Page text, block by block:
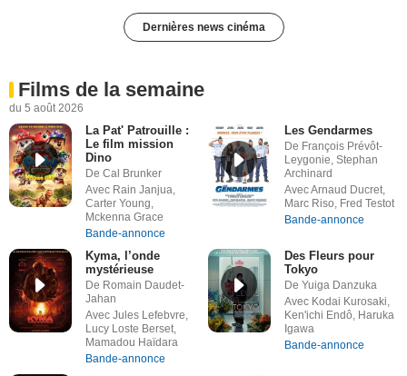
Dernières news cinéma
Films de la semaine
du 5 août 2026
La Pat' Patrouille :
Le film mission
Dino
De Cal Brunker
Avec Rain Janjua,
Carter Young,
Mckenna Grace
Bande-annonce
Les Gendarmes
De François Prévôt-
Leygonie, Stephan
Archinard
Avec Arnaud Ducret,
Marc Riso, Fred Testot
Bande-annonce
Kyma, l’onde
mystérieuse
De Romain Daudet-
Jahan
Avec Jules Lefebvre,
Lucy Loste Berset,
Mamadou Haïdara
Bande-annonce
Des Fleurs pour
Tokyo
De Yuiga Danzuka
Avec Kodai Kurosaki,
Ken'ichi Endô, Haruka
Igawa
Bande-annonce